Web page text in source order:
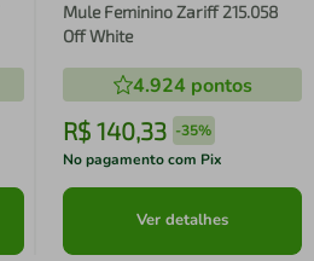
Mule Feminino Zariff 215.058
Off White
4.924 pontos
R$ 140,33 -35%
No pagamento com Pix
Ver detalhes